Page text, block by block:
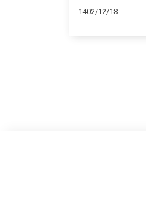
1402/12/18